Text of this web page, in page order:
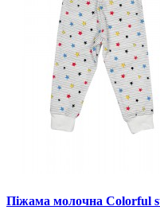
Піжама молочна Colorful